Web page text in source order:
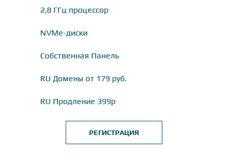
2,8 ГГц процессор
NVMe-диски
Собственная Панель
RU Домены от 179 руб.
RU Продление 399р
РЕГИСТРАЦИЯ